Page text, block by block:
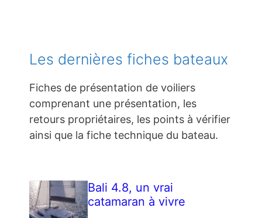
Les dernières fiches bateaux
Fiches de présentation de voiliers
comprenant une présentation, les
retours propriétaires, les points à vérifier
ainsi que la fiche technique du bateau.
Bali 4.8, un vrai
catamaran à vivre